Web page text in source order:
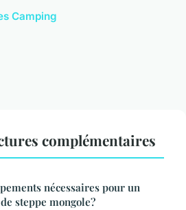
Camping
complémentaires
nécessaires pour un
steppe mongole?